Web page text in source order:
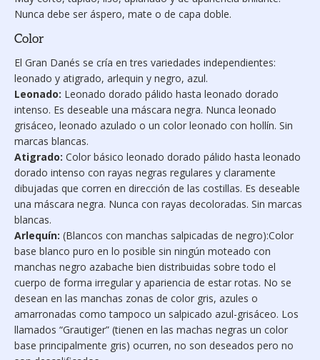
Nunca debe ser áspero, mate o de capa doble.
Color
El Gran Danés se cría en tres variedades independientes:
leonado y atigrado, arlequin y negro, azul.
Leonado: Leonado dorado pá­lido hasta leonado dorado
intenso. Es deseable una máscara ne­gra. Nunca leonado
grisáceo, leonado azulado o un color leonado con hollín. Sin
marcas blancas.
Atigrado: Color básico leonado dorado pálido hasta leonado
dorado intenso con rayas negras regu­lares y claramente
dibujadas que corren en dirección de las costillas. Es deseable
una máscara negra. Nunca con rayas decoloradas. Sin marcas
blancas.
Arlequín: (Blancos con manchas salpicadas de negro):Color
base blanco puro en lo posible sin ningún moteado con
manchas negro azabache bien distribuidas sobre todo el
cuerpo de forma irregular y apariencia de estar rotas. No se
desean en las manchas zonas de color gris, azules o
amarronadas como tampoco un salpicado azul-grisáceo. Los
llamados “Grautiger” (tienen en las machas negras un color
base principalmente gris) ocurren, no son deseados pero no